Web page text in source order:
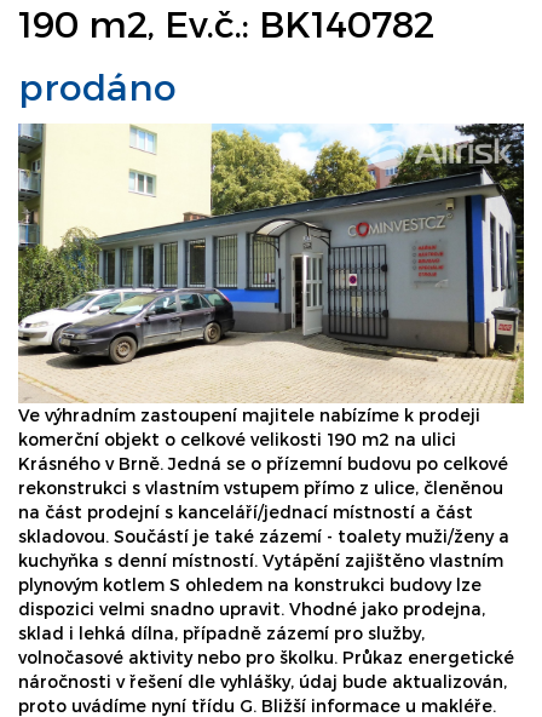
190 m2, Ev.č.: BK140782
prodáno
Ve výhradním zastoupení majitele nabízíme k prodeji
komerční objekt o celkové velikosti 190 m2 na ulici
Krásného v Brně. Jedná se o přízemní budovu po celkové
rekonstrukci s vlastním vstupem přímo z ulice, členěnou
na část prodejní s kanceláří/jednací místností a část
skladovou. Součástí je také zázemí - toalety muži/ženy a
kuchyňka s denní místností. Vytápění zajištěno vlastním
plynovým kotlem S ohledem na konstrukci budovy lze
dispozici velmi snadno upravit. Vhodné jako prodejna,
sklad i lehká dílna, případně zázemí pro služby,
volnočasové aktivity nebo pro školku. Průkaz energetické
náročnosti v řešení dle vyhlášky, údaj bude aktualizován,
proto uvádíme nyní třídu G. Bližší informace u makléře.